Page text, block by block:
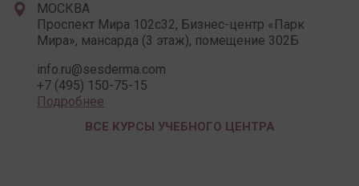
МОСКВА
Проспект Мира 102c32, Бизнес-центр «Парк
Мира», мансарда (3 этаж), помещение 302Б
info.ru@sesderma.com
+7 (495) 150-75-15
Подробнее
ВСЕ КУРСЫ УЧЕБНОГО ЦЕНТРА